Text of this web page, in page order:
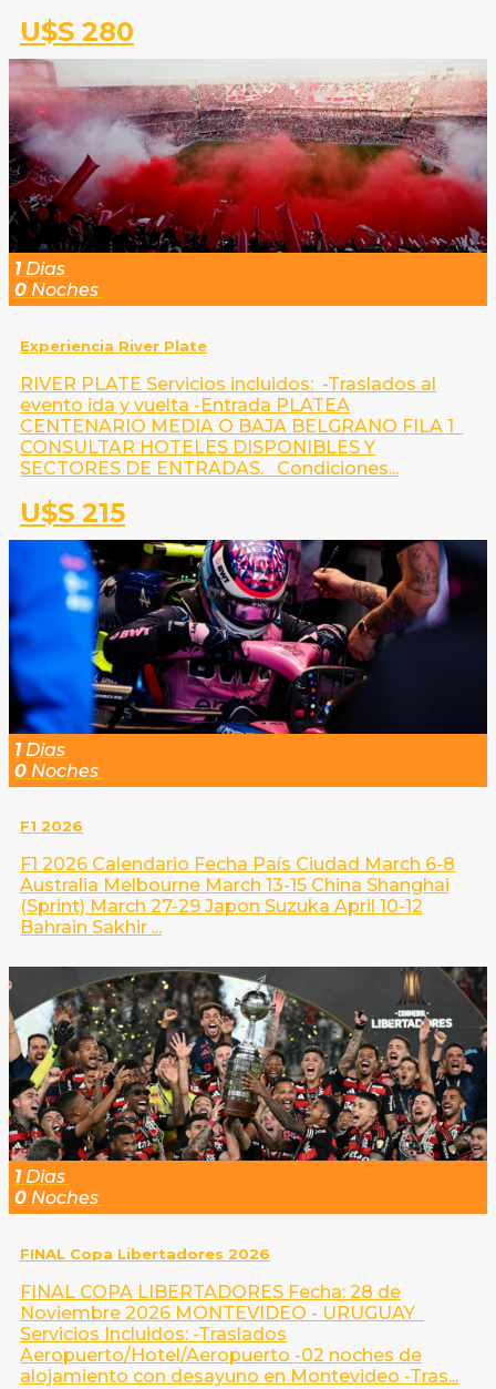
U$S 280
1Dias
0 Noches
Experiencia River Plate
RIVER PLATE Servicios incluidos: -Traslados al
evento ida y vuelta -Entrada PLATEA
CENTENARIO MEDIA O BAJA BELGRANO FILA 1
CONSULTAR HOTELES DISPONIBLES Y
SECTORES DE ENTRADAS. Condiciones...
U$S 215
1Dias
0 Noches
F1 2026
F1 2026 Calendario Fecha País Ciudad March 6-8
Australia Melbourne March 13-15 China Shanghai
(Sprint) March 27-29 Japon Suzuka April 10-12
Bahrain Sakhir ...
1Dias
0 Noches
FINAL Copa Libertadores 2026
FINAL COPA LIBERTADORES Fecha: 28 de
Noviembre 2026 MONTEVIDEO - URUGUAY
Servicios Incluidos: -Traslados
Aeropuerto/Hotel/Aeropuerto -02 noches de
alojamiento con desayuno en Montevideo -Tras...